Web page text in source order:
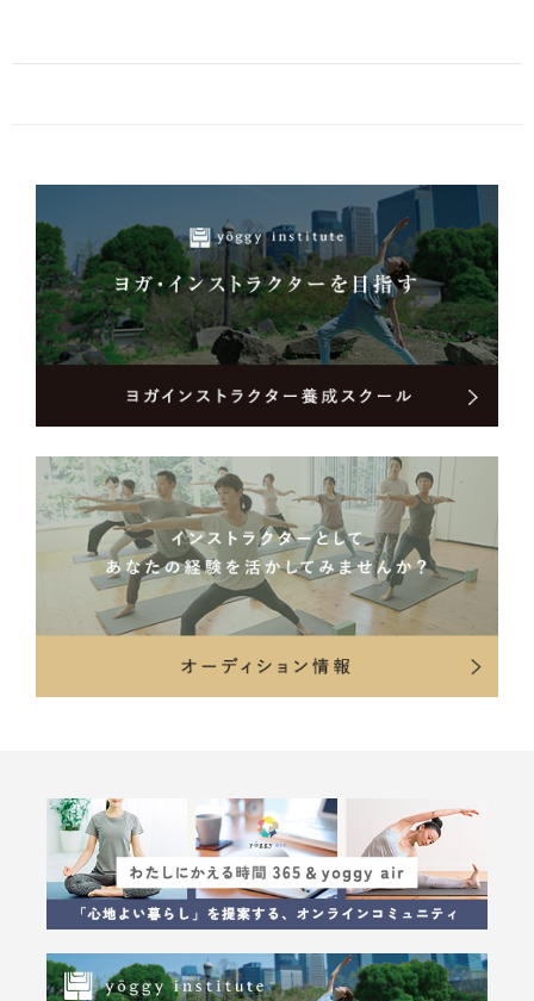
一緒に扉を開きましょう！
全米ヨガアライアンス認定 200時間（RYT200）
BlissBabyYoga産前産後ヨガインストラクター
日本ベビーヨガ協会ベビーヨガセラピスト
UNDER THE LIGHT YOGA SCHOOLシニアヨガインストラクター
studio yoggy ベーシック・トレーニングコース（BTC）
studio yoggy メディテーション・ベーシックコース (MBC）
バイロンヨガセンター(オーストラリア)PURNA YOGAティーチャートレー
ニング レベル１
BlissBabyYoga産前産後指導者養成講座
日本ベビーヨガ協会ベビーヨガセラピスト養成セミナー
UNDER THE LIGHT YOGA SCHOOLシニアヨガ指導者養成コース